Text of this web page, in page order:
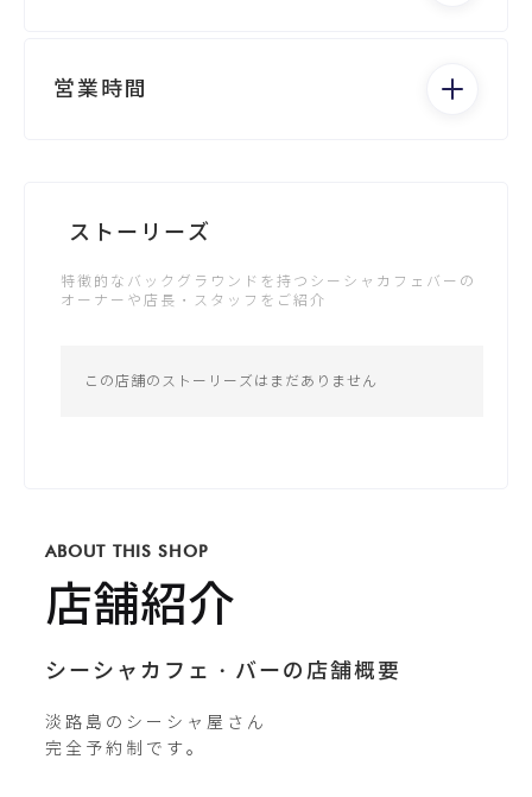
電話する
公式サイトが未登録です
X / Twitter
SHAKAHshisha
営業時間
木：19:30 - 24:00
土：19:30 - 24:00
日：19:00 - 24:00
ストーリーズ
特徴的なバックグラウンドを持つシーシャカフェバーの
オーナーや店長・スタッフをご紹介
この店舗のストーリーズはまだありません
ABOUT THIS SHOP
店舗紹介
シーシャカフェ・バーの店舗概要
淡路島のシーシャ屋さん
完全予約制です。